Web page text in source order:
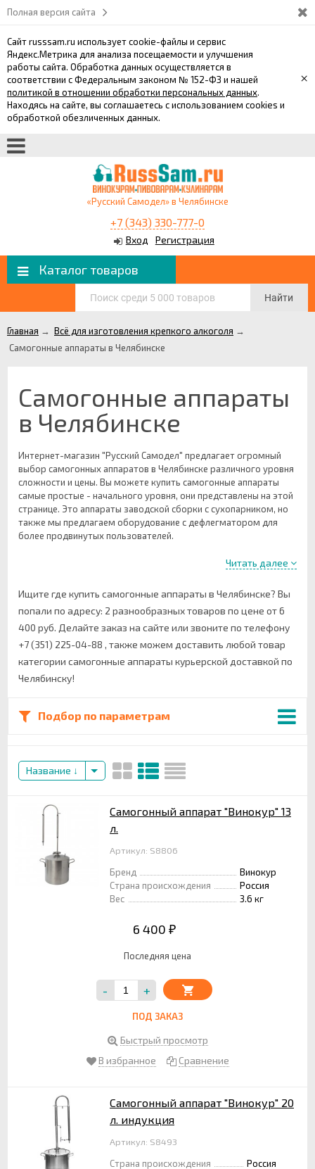
Полная версия сайта
Сайт russsam.ru использует cookie-файлы и сервис
Яндекс.Метрика для анализа посещаемости и улучшения
работы сайта. Обработка данных осуществляется в
соответствии с Федеральным законом № 152-ФЗ и нашей
политикой в отношении обработки персональных данных.
Находясь на сайте, вы соглашаетесь с использованием cookies и
обработкой обезличенных данных.
×
«Русский Самодел» в Челябинске
+7 (343) 330-777-0
Вход Регистрация
Каталог товаров
Найти
Главная → Всё для изготовления крепкого алкоголя →
Самогонные аппараты в Челябинске
Самогонные аппараты
в Челябинске
Интернет-магазин "Русский Самодел" предлагает огромный
выбор самогонных аппаратов в Челябинске различного уровня
сложности и цены. Вы можете купить самогонные аппараты
самые простые - начального уровня, они представлены на этой
странице. Это аппараты заводской сборки с сухопарником, но
также мы предлагаем оборудование с дефлегматором для
более продвинутых пользователей.
Самогонный аппарат каждый может подобрать "под себя", под
те условия, которыми вы располагаете, например объём куба
аппарат с кубом от 12 литров, 16 литров, 20 литров и 36 литров.
Самое главное - любой самогонный аппарат вы можете
доукомплектовать необходимым вам оборудованием:
пневматические соединители;
переходники на подводку холодной воды;
спиртометры или ареометры;
царги спиртовых колонн и многое другое;
онлайн-чате или приходите к нам в магазин в Челябинске по
адресу ул. Каслинская, 40
Читать далее
Ищите где купить самогонные аппараты в Челябинске? Вы
попали по адресу: 2 разнообразных товаров по цене от 6
400 руб. Делайте заказ на сайте или звоните по телефону
+7 (351) 225-04-88 , также можем доставить любой товар
категории самогонные аппараты курьерской доставкой по
Челябинску!
Подбор по параметрам
Название
Самогонный аппарат "Винокур" 13
л.
Артикул: S8806
Бренд
Винокур
Страна происхождения
Россия
Вес
3.6 кг
6 400 ₽
Последняя цена
- +
ПОД ЗАКАЗ
Быстрый просмотр
В избранное
Сравнение
Самогонный аппарат "Винокур" 20
л. индукция
Артикул: S8493
Страна происхождения
Россия